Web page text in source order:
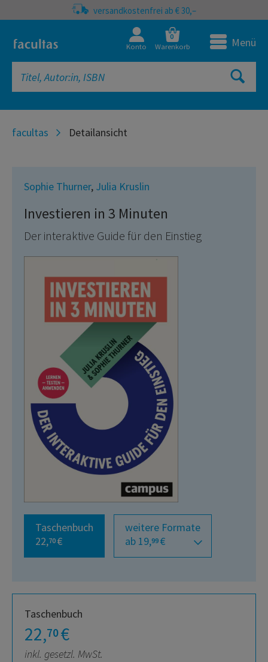
versandkostenfrei ab € 30,–
Konto
0
Warenkorb Menü
facultas Detailansicht
Sophie Thurner, Julia Kruslin
Investieren in 3 Minuten
Der interaktive Guide für den Einstieg
Taschenbuch
22,70 €
weitere Formate
ab 19,99 €
Taschenbuch
22,70€
inkl. gesetzl. MwSt.